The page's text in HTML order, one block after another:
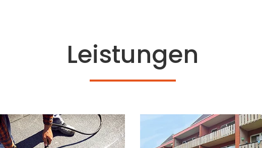
Leistungen